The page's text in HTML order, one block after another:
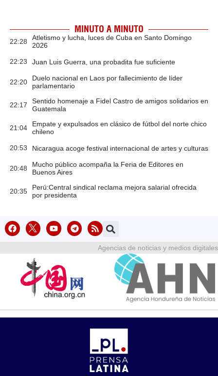
MINUTO A MINUTO
22:28
Atletismo y lucha, luces de Cuba en Santo Domingo
2026
22:23 Juan Luis Guerra, una probadita fue suficiente
22:20
Duelo nacional en Laos por fallecimiento de líder
parlamentario
22:17
Sentido homenaje a Fidel Castro de amigos solidarios en
Guatemala
21:04
Empate y expulsados en clásico de fútbol del norte chico
chileno
20:53 Nicaragua acoge festival internacional de artes y culturas
20:48
Mucho público acompaña la Feria de Editores en
Buenos Aires
20:35
Perú:Central sindical reclama mejora salarial ofrecida
por presidenta
Agencias de noticias y medios digitales